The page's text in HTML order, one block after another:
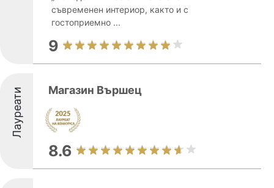
съвременен интериор, както и с
гостоприемно ...
9
Лауреати Магазин Вършец
8.6